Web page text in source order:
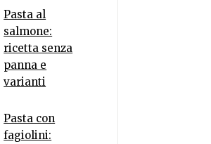
Pasta al
salmone:
ricetta senza
panna e
varianti
Pasta con
fagiolini: